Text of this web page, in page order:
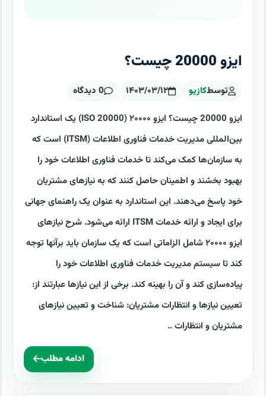
ایزو 20000 چیست؟
توسطکازیو ۱۴۰۳/۰۳/۱۲ 0 دیدگاه
ایزو 20000 چیست؟ ایزو ۲۰۰۰۰ (ISO 20000) یک استاندارد
بین‌المللی مدیریت خدمات فناوری اطلاعات (ITSM) است که
به سازمان‌ها کمک می‌کند تا خدمات فناوری اطلاعات خود را
بهبود بخشند و اطمینان حاصل کنند که به نیازهای مشتریان
خود پاسخ می‌دهند. این استاندارد به عنوان یک راهنمای جهانی
برای ایجاد و ارائه خدمات ITSM ارائه می‌شود. شرح نیازهای
ایزو ۲۰۰۰۰ شامل الزاماتی است که یک سازمان باید برآنها توجه
کند تا سیستم مدیریت خدمات فناوری اطلاعات خود را
پیاده‌سازی کند و آن را بهینه کند. برخی از این نیازها عبارتند از:
تعیین نیازها و انتظارات مشتریان: شناخت و تعیین نیازهای
مشتریان و انتظارات ..
ادامه مطلب